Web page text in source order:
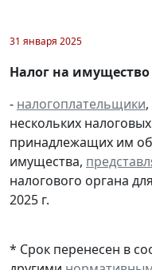
31 января 2025
Налог на
- налогоплательщики
нескольких
принадлежащих им
имущества,
налогового органа
2025 г.
* Срок перенесен в